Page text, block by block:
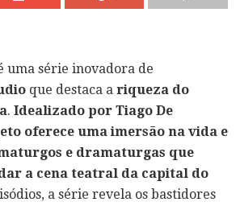
uma série inovadora de
que destaca a riqueza do
. Idealizado por Tiago De
oferece uma imersão na vida e
e dramaturgas que
a cena teatral da capital do
a série revela os bastidores